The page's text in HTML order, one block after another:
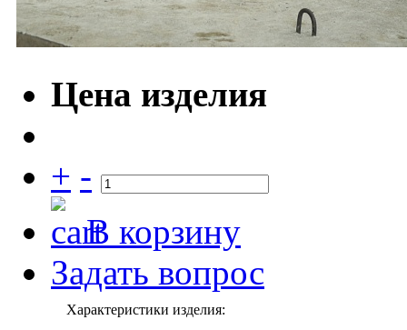
Цена изделия
+ -
В корзину
Задать вопрос
Характеристики изделия: